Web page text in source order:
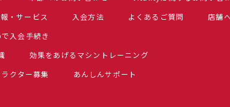
・サービス 入会方法 よくあるご質問 店舗
入会手続き
効果をあげるマシントレーニング
クター募集 あんしんサポート